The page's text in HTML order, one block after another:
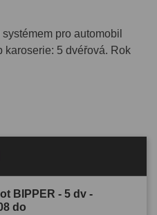
pro automobil
karoserie: 5 dvéřová. Rok
BIPPER - 5 dv -
do